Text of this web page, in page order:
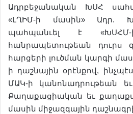
Ադրբեջանական ԽՍՀ
«ԼՂԻՄ-ի մասին» Ադր.
պահպանւել է «ԽՍՀՄ-
հանրապետութեան դուրս
հարցերի լուծման կարգի
ի դաշնային օրէնքով,
ՄԱԿ-ի կանոնադրութեան
Քաղաքացիական եւ
մասին միջազգային